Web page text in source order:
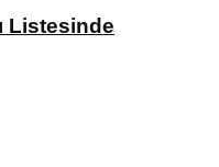
Listesinde